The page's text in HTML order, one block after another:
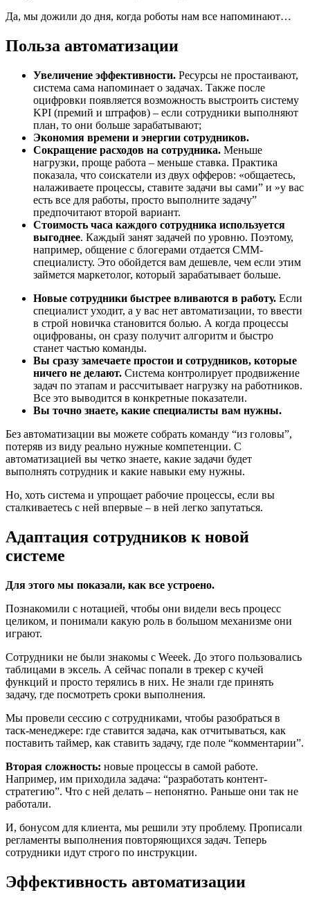
Да, мы дожили до дня, когда роботы нам все напоминают…
Польза автоматизации
Увеличение эффективности. Ресурсы не простаивают,
система сама напоминает о задачах. Также после
оцифровки появляется возможность выстроить систему
KPI (премий и штрафов) – если сотрудники выполняют
план, то они больше зарабатывают;
Экономия времени и энергии сотрудников.
Сокращение расходов на сотрудника. Меньше
нагрузки, проще работа – меньше ставка. Практика
показала, что соискатели из двух офферов: «общаетесь,
налаживаете процессы, ставите задачи вы сами” и »у вас
есть все для работы, просто выполните задачу”
предпочитают второй вариант.
Стоимость часа каждого сотрудника используется
выгоднее. Каждый занят задачей по уровню. Поэтому,
например, общение с блогерами отдается СММ-
специалисту. Это обойдется вам дешевле, чем если этим
займется маркетолог, который зарабатывает больше.
Новые сотрудники быстрее вливаются в работу. Если
специалист уходит, а у вас нет автоматизации, то ввести
в строй новичка становится болью. А когда процессы
оцифрованы, он сразу получит алгоритм и быстро
станет частью команды.
Вы сразу замечаете простои и сотрудников, которые
ничего не делают. Система контролирует продвижение
задач по этапам и рассчитывает нагрузку на работников.
Все это выводится в конкретные показатели.
Вы точно знаете, какие специалисты вам нужны.
Без автоматизации вы можете собрать команду “из головы”,
потеряв из виду реально нужные компетенции. С
автоматизацией вы четко знаете, какие задачи будет
выполнять сотрудник и какие навыки ему нужны.
Но, хоть система и упрощает рабочие процессы, если вы
сталкиваетесь с ней впервые – в ней легко запутаться.
Адаптация сотрудников к новой
системе
Для этого мы показали, как все устроено.
Познакомили с нотацией, чтобы они видели весь процесс
целиком, и понимали какую роль в большом механизме они
играют.
Сотрудники не были знакомы с Weeek. До этого пользовались
таблицами в эксель. А сейчас попали в трекер с кучей
функций и просто терялись в них. Не знали где принять
задачу, где посмотреть сроки выполнения.
Мы провели сессию с сотрудниками, чтобы разобраться в
таск-менеджере: где ставится задача, как отчитываться, как
поставить таймер, как ставить задачу, где поле “комментарии”.
Вторая сложность: новые процессы в самой работе.
Например, им приходила задача: “разработать контент-
стратегию”. Что с ней делать – непонятно. Раньше они так не
работали.
И, бонусом для клиента, мы решили эту проблему. Прописали
регламенты выполнения повторяющихся задач. Теперь
сотрудники идут строго по инструкции.
Эффективность автоматизации